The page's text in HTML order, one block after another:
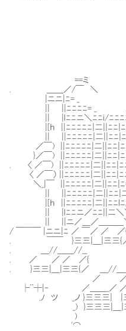
==ミ
. ＿＿／/￣ ＼ ／
|ニニ|ﾆ= _
|| ||ﾆﾆﾆﾆ= _ ＿ -=
|| |lﾆﾆニ＼ﾆﾆi/ﾆﾆﾆﾆﾆﾆ
|[ｈ ||ﾆﾆﾆﾆﾆ|二||ﾆﾆ|ﾆﾆﾆ
|| ||ﾆﾆﾆﾆﾆ|二||ﾆﾆ|ﾆﾆﾆ
／￣) ||ﾆﾆﾆﾆﾆ|二||ﾆﾆ|ﾆﾆﾆ
}／￣) ||ﾆﾆﾆﾆﾆ|二||ﾆﾆ|ﾆﾆﾆ
. 〈 ／￣) ||ﾆﾆﾆﾆﾆ|二||ﾆﾆ
〈 ／￣） ||ﾆﾆﾆﾆﾆ|二||ﾆﾆ|
＼_|￣ ||ﾆﾆﾆﾆﾆ|二||ﾆﾆ|ﾆ= /
|| ||ﾆﾆﾆﾆﾆ|二||ﾆﾆ|二/＼
|[ｈ ||ﾆﾆﾆﾆﾆ|二||ﾆﾆl
|| |lﾆﾆニ／ﾆﾆ||二＼＼
|| ||ニ／＿／＿＿＿＼
/ ￣￣￣ |ニニ|ﾆ ／ ￣／ ／
. ￣￣ }三三|＿|三三{／ .
. ＿//＿＿//__ ￣ }
. ／ ／ ／ ／{
. }三三|＿|三三{／
／ ／ ／
├¨┼|‐ ／＿＿_／
,ﾉ ツ _ノ }三三三
_) }三三三|
) (
'⌒ '⌒